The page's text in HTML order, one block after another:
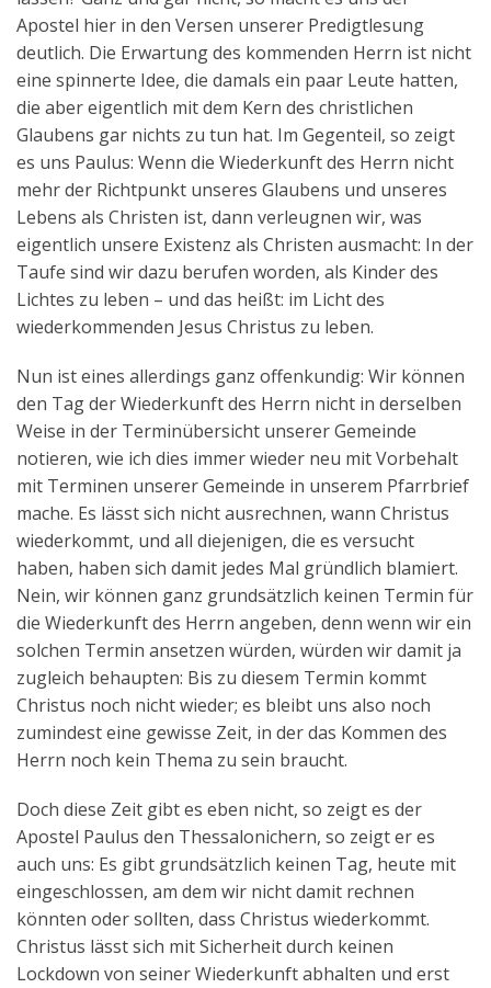
Apostel hier in den Versen unserer Predigtlesung
deutlich. Die Erwartung des kommenden Herrn ist nicht
eine spinnerte Idee, die damals ein paar Leute hatten,
die aber eigentlich mit dem Kern des christlichen
Glaubens gar nichts zu tun hat. Im Gegenteil, so zeigt
es uns Paulus: Wenn die Wiederkunft des Herrn nicht
mehr der Richtpunkt unseres Glaubens und unseres
Lebens als Christen ist, dann verleugnen wir, was
eigentlich unsere Existenz als Christen ausmacht: In der
Taufe sind wir dazu berufen worden, als Kinder des
Lichtes zu leben – und das heißt: im Licht des
wiederkommenden Jesus Christus zu leben.
Nun ist eines allerdings ganz offenkundig: Wir können
den Tag der Wiederkunft des Herrn nicht in derselben
Weise in der Terminübersicht unserer Gemeinde
notieren, wie ich dies immer wieder neu mit Vorbehalt
mit Terminen unserer Gemeinde in unserem Pfarrbrief
mache. Es lässt sich nicht ausrechnen, wann Christus
wiederkommt, und all diejenigen, die es versucht
haben, haben sich damit jedes Mal gründlich blamiert.
Nein, wir können ganz grundsätzlich keinen Termin für
die Wiederkunft des Herrn angeben, denn wenn wir ein
solchen Termin ansetzen würden, würden wir damit ja
zugleich behaupten: Bis zu diesem Termin kommt
Christus noch nicht wieder; es bleibt uns also noch
zumindest eine gewisse Zeit, in der das Kommen des
Herrn noch kein Thema zu sein braucht.
Doch diese Zeit gibt es eben nicht, so zeigt es der
Apostel Paulus den Thessalonichern, so zeigt er es
auch uns: Es gibt grundsätzlich keinen Tag, heute mit
eingeschlossen, am dem wir nicht damit rechnen
könnten oder sollten, dass Christus wiederkommt.
Christus lässt sich mit Sicherheit durch keinen
Lockdown von seiner Wiederkunft abhalten und erst